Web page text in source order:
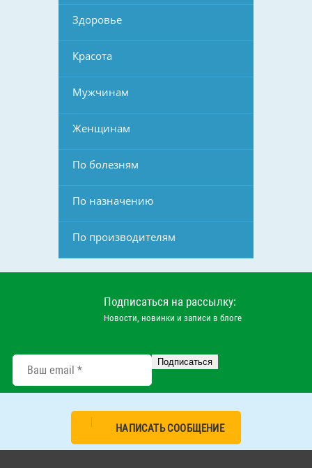
Здоровье
Красота
Мужчинам
Женщинам
По болезням
По назначению
По производителям
Подписаться на рассылку:
Новости, новинки и записи в блоге
НАПИСАТЬ СООБЩЕНИЕ